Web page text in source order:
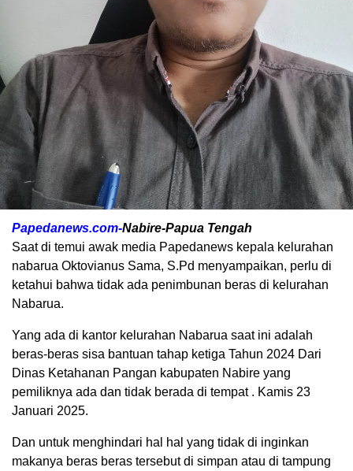
Papedanews.com-Nabire-Papua Tengah
Saat di temui awak media Papedanews kepala kelurahan
nabarua Oktovianus Sama, S.Pd menyampaikan, perlu di
ketahui bahwa tidak ada penimbunan beras di kelurahan
Nabarua.
Yang ada di kantor kelurahan Nabarua saat ini adalah
beras-beras sisa bantuan tahap ketiga Tahun 2024 Dari
Dinas Ketahanan Pangan kabupaten Nabire yang
pemiliknya ada dan tidak berada di tempat . Kamis 23
Januari 2025.
Dan untuk menghindari hal hal yang tidak di inginkan
makanya beras beras tersebut di simpan atau di tampung